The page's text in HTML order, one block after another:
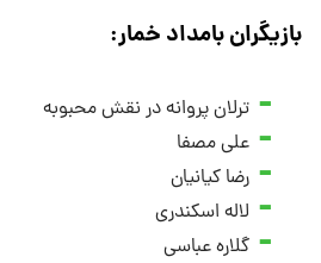
بازیگران بامداد خمار:
ترلان پروانه در نقش محبوبه
علی مصفا
رضا کیانیان
لاله اسکندری
گلاره عباسی